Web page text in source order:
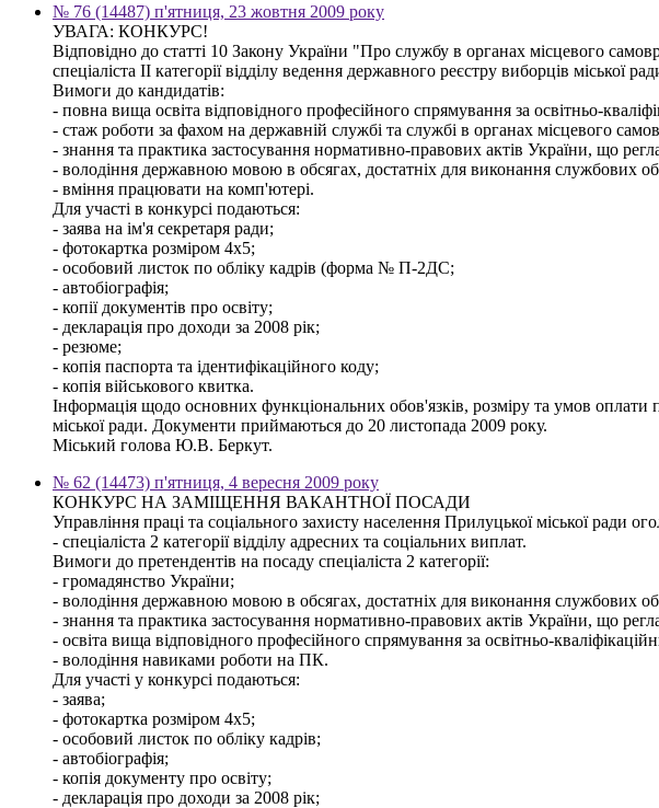
№ 76 (14487) п'ятниця, 23 жовтня 2009 року
УВАГА: КОНКУРС!
Відповідно до статті 10 Закону України "Про службу в органах місцевого
спеціаліста ІІ категорії відділу ведення державного реєстру виборців міської
Вимоги до кандидатів:
- повна вища освіта відповідного професійного спрямування за освітньо-
- стаж роботи за фахом на державній службі та службі в органах місцевого
- знання та практика застосування нормативно-правових актів України, що
- володіння державною мовою в обсягах, достатніх для виконання службових
- вміння працювати на комп'ютері.
Для участі в конкурсі подаються:
- заява на ім'я секретаря ради;
- фотокартка розміром 4х5;
- особовий листок по обліку кадрів (форма № П-2ДС;
- автобіографія;
- копії документів про освіту;
- декларація про доходи за 2008 рік;
- резюме;
- копія паспорта та ідентифікаційного коду;
- копія військового квитка.
Інформація щодо основних функціональних обов'язків, розміру та умов оплати
міської ради. Документи приймаються до 20 листопада 2009 року.
Міський голова Ю.В. Беркут.
№ 62 (14473) п'ятниця, 4 вересня 2009 року
КОНКУРС НА ЗАМІЩЕННЯ ВАКАНТНОЇ ПОСАДИ
Управління праці та соціального захисту населення Прилуцької міської ради
- спеціаліста 2 категорії відділу адресних та соціальних виплат.
Вимоги до претендентів на посаду спеціаліста 2 категорії:
- громадянство України;
- володіння державною мовою в обсягах, достатніх для виконання службових
- знання та практика застосування нормативно-правових актів України, що
- освіта вища відповідного професійного спрямування за освітньо-
- володіння навиками роботи на ПК.
Для участі у конкурсі подаються:
- заява;
- фотокартка розміром 4х5;
- особовий листок по обліку кадрів;
- автобіографія;
- копія документу про освіту;
- декларація про доходи за 2008 рік;